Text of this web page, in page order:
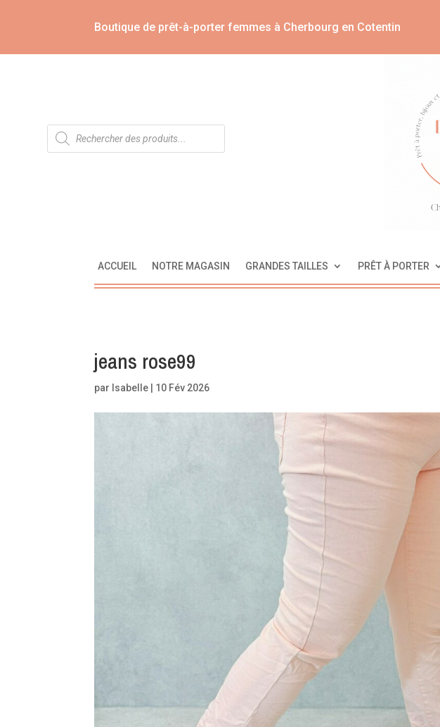
Boutique de prêt-à-porter femmes à Cherbourg en Cotentin
Recherche
de
produits
ACCUEIL NOTRE MAGASIN GRANDES TAILLES PRÊT À PORTER
jeans rose99
par Isabelle 10 Fév 2026